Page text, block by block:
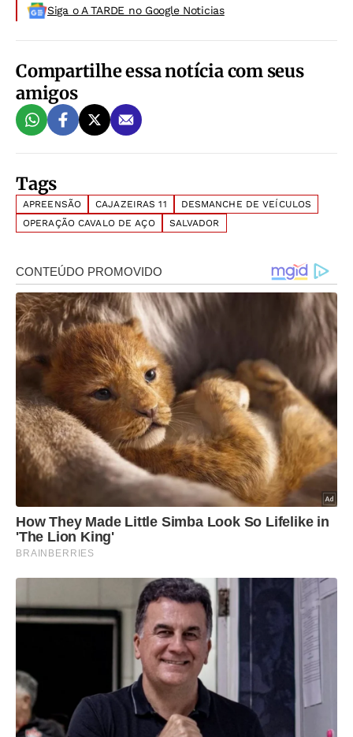
Siga o A TARDE no Google Noticias
Compartilhe essa notícia com seus
amigos
Tags
APREENSÃO CAJAZEIRAS 11
DESMANCHE DE VEÍCULOS
OPERAÇÃO CAVALO DE AÇO
SALVADOR